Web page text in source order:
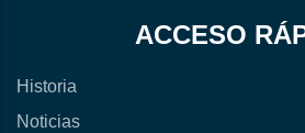
ACCESO
Historia
Noticias